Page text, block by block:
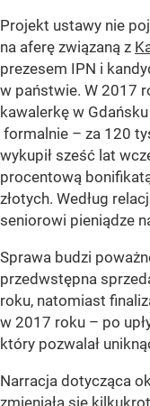
Projekt ustawy nie
na aferę związaną z
prezesem IPN i
w państwie. W 2017
kawalerkę w
formalnie – za 120
wykupił sześć lat
procentową
złotych. Według
seniorowi pieniądze
Sprawa budzi
przedwstępna
roku, natomiast
w 2017 roku – po
który pozwalał
Narracja dotycząca
zmieniała się